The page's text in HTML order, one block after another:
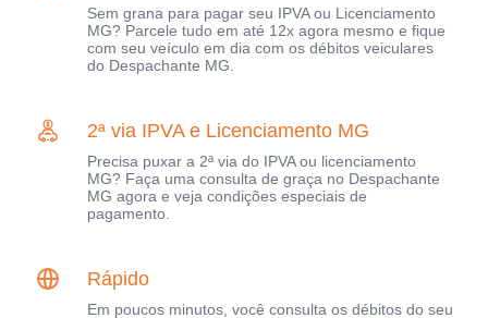
Sem grana para pagar seu IPVA ou Licenciamento
MG? Parcele tudo em até 12x agora mesmo e fique
com seu veículo em dia com os débitos veiculares
do Despachante MG.
2ª via IPVA e Licenciamento MG
Precisa puxar a 2ª via do IPVA ou licenciamento
MG? Faça uma consulta de graça no Despachante
MG agora e veja condições especiais de
pagamento.
Rápido
Em poucos minutos, você consulta os débitos do seu